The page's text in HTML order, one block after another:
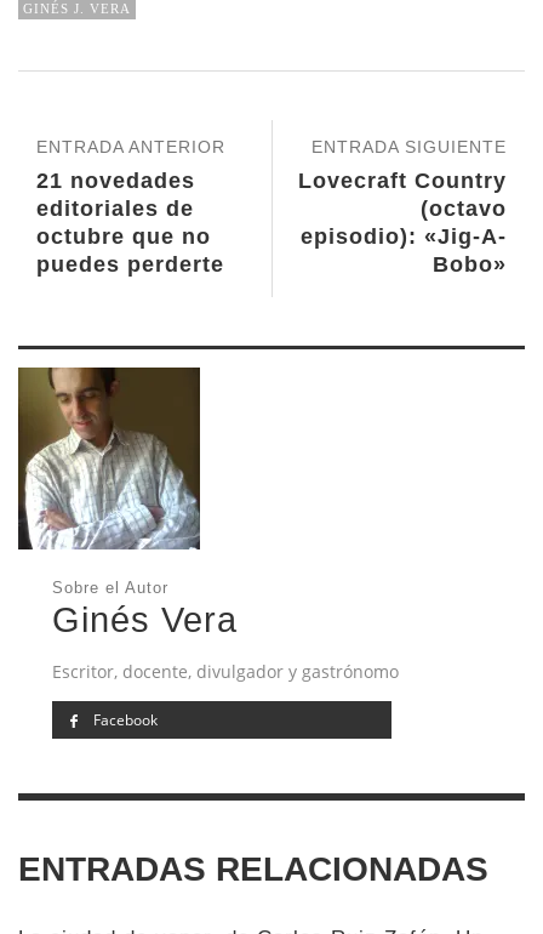
GINÉS J. VERA
ENTRADA SIGUIENTE
Lovecraft Country
(octavo
episodio): «Jig-A-
Bobo»
ENTRADA ANTERIOR
21 novedades
editoriales de
octubre que no
puedes perderte
Sobre el Autor
Ginés Vera
Escritor, docente, divulgador y gastrónomo
Facebook
ENTRADAS RELACIONADAS